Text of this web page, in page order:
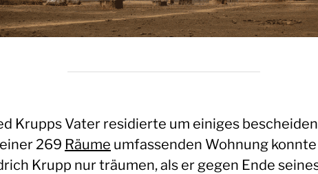
Krupps Vater residierte um einiges
269 Räume umfassenden Wohnung konnte
Krupp nur träumen, als er gegen Ende